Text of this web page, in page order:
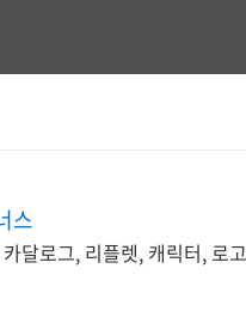
스
달로그, 리플렛, 캐릭터, 로